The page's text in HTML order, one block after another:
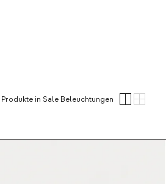
Produkte in Sale Beleuchtungen